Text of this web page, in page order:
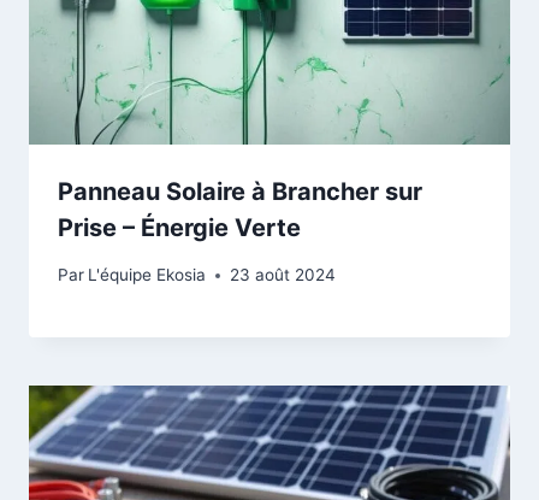
Panneau Solaire à Brancher sur
Prise – Énergie Verte
Par L'équipe Ekosia 23 août 2024